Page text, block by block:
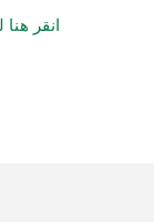
انقر